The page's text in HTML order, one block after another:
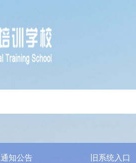
通知公告 旧系统入口